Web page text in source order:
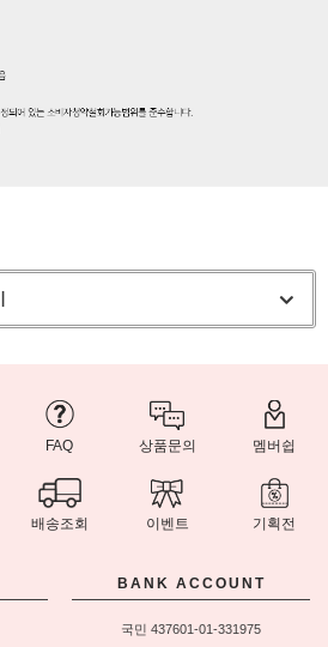
FAQ 상품문의 멤버쉽
배송조회 이벤트 기획전
BANK ACCOUNT
국민 437601-01-331975